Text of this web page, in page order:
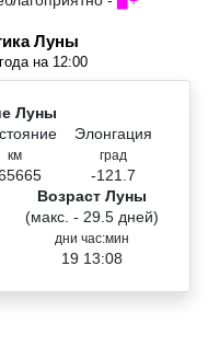
Луны
на 12:00
Луны
км
Элонгация
град
-121.7
Возраст Луны
(макс. - 29.5 дней)
дни час:мин
19 13:08